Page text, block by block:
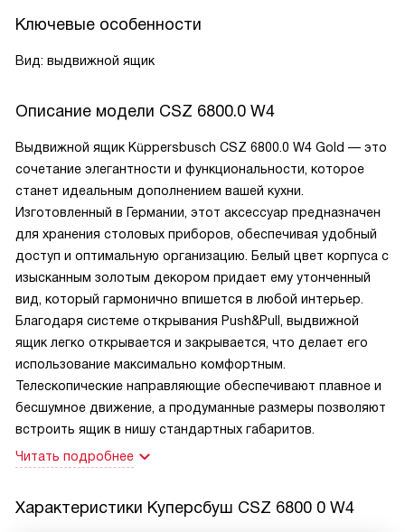
Ключевые особенности
Вид: выдвижной ящик
Описание модели CSZ 6800.0 W4
Выдвижной ящик Küppersbusch CSZ 6800.0 W4 Gold — это
сочетание элегантности и функциональности, которое
станет идеальным дополнением вашей кухни.
Изготовленный в Германии, этот аксессуар предназначен
для хранения столовых приборов, обеспечивая удобный
доступ и оптимальную организацию. Белый цвет корпуса с
изысканным золотым декором придает ему утонченный
вид, который гармонично впишется в любой интерьер.
Благодаря системе открывания Push&Pull, выдвижной
ящик легко открывается и закрывается, что делает его
использование максимально комфортным.
Телескопические направляющие обеспечивают плавное и
бесшумное движение, а продуманные размеры позволяют
встроить ящик в нишу стандартных габаритов.
Читать подробнее
Характеристики Куперсбуш CSZ 6800 0 W4